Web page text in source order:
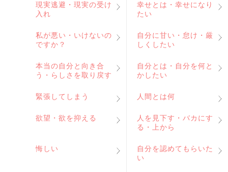
現実逃避・現実の受け
入れ
幸せとは・幸せになり
たい
私が悪い・いけないの
ですか？
自分に甘い・怠け・厳
しくしたい
本当の自分と向き合
う・らしさを取り戻す
自分とは・自分を何と
かしたい
緊張してしまう 人間とは何
欲望・欲を抑える
人を見下す・バカにす
る・上から
悔しい
自分を認めてもらいた
い